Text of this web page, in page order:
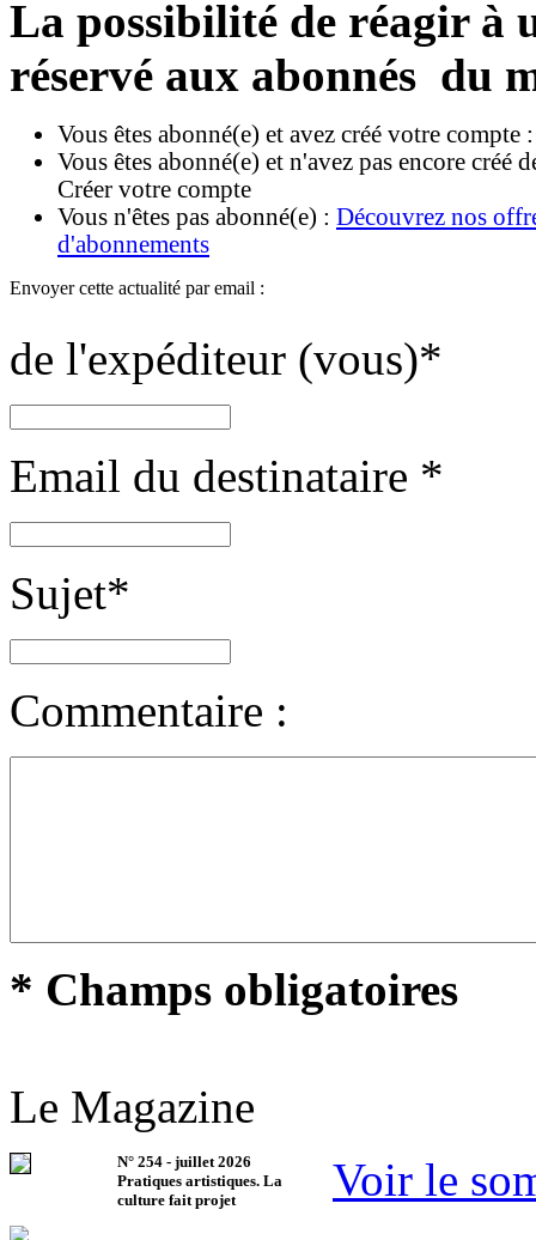
La possibilité de réagir à
réservé aux abonnés du
Vous êtes abonné(e) et avez créé votre compte
Vous êtes abonné(e) et n'avez pas encore créé
Créer votre compte
Vous n'êtes pas abonné(e) : Découvrez nos
d'abonnements
Envoyer cette actualité par email :
de l'expéditeur (vous)*
Email du destinataire *
Sujet*
Commentaire :
* Champs obligatoires
Le Magazine
N° 254 - juillet 2026
Pratiques artistiques. La
culture fait projet
Voir le